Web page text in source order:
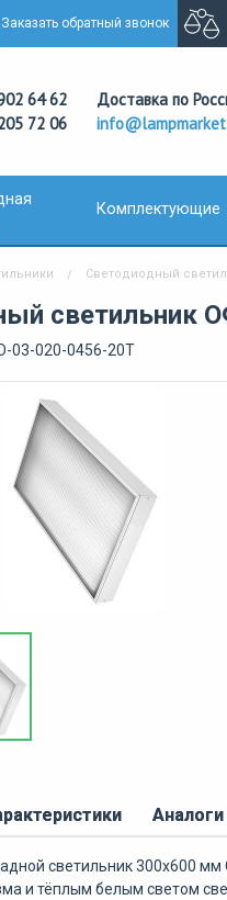
Заказать обратный звонок
64 62
72 06
Доставка по
Комплектующие
Светодиодный
светильник
03-020-0456-20Т
Аналоги
светильник 300х600
и тёплым белым светом